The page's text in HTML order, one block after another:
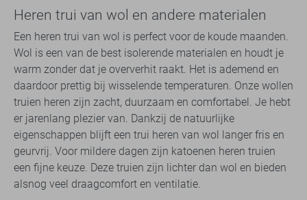
Heren trui van wol en andere materialen
Een heren trui van wol is perfect voor de koude maanden.
Wol is een van de best isolerende materialen en houdt je
warm zonder dat je oververhit raakt. Het is ademend en
daardoor prettig bij wisselende temperaturen. Onze wollen
truien heren zijn zacht, duurzaam en comfortabel. Je hebt
er jarenlang plezier van. Dankzij de natuurlijke
eigenschappen blijft een trui heren van wol langer fris en
geurvrij. Voor mildere dagen zijn katoenen heren truien
een fijne keuze. Deze truien zijn lichter dan wol en bieden
alsnog veel draagcomfort en ventilatie.